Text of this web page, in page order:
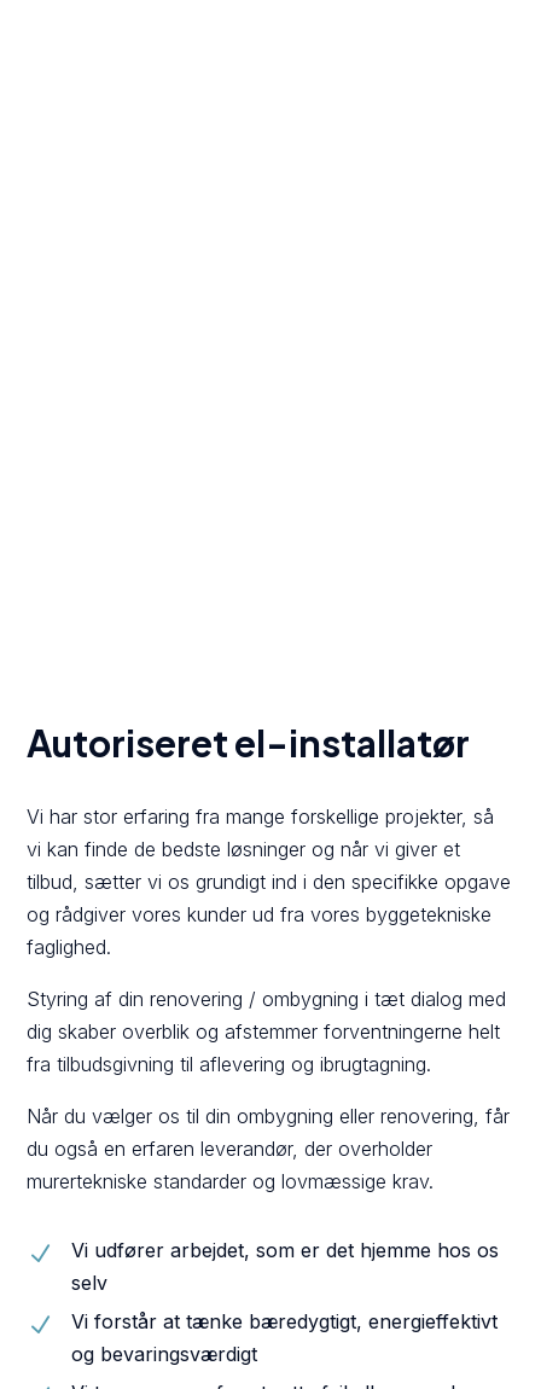
Autoriseret el-installatør
Vi har stor erfaring fra mange forskellige projekter, så
vi kan finde de bedste løsninger og når vi giver et
tilbud, sætter vi os grundigt ind i den specifikke opgave
og rådgiver vores kunder ud fra vores byggetekniske
faglighed.
Styring af din renovering / ombygning i tæt dialog med
dig skaber overblik og afstemmer forventningerne helt
fra tilbudsgivning til aflevering og ibrugtagning.
Når du vælger os til din ombygning eller renovering, får
du også en erfaren leverandør, der overholder
murertekniske standarder og lovmæssige krav.
N
Vi udfører arbejdet, som er det hjemme hos os
selv
N
Vi forstår at tænke bæredygtigt, energieffektivt
og bevaringsværdigt